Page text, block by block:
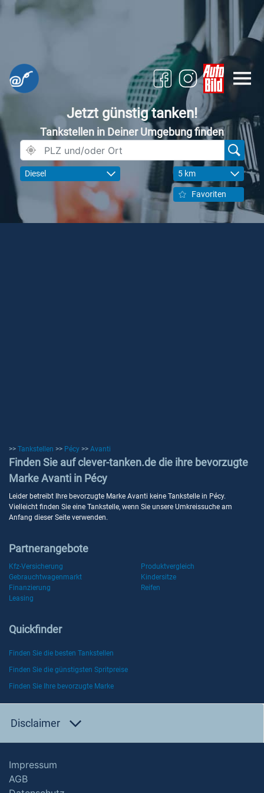
Jetzt günstig tanken!
Tankstellen in Deiner Umgebung finden
Diesel 5 km
Favoriten
>> Tankstellen >> Pécy >> Avanti
Finden Sie auf clever-tanken.de die ihre bevorzugte
Marke Avanti in Pécy
Leider betreibt Ihre bevorzugte Marke Avanti keine Tankstelle in Pécy.
Vielleicht finden Sie eine Tankstelle, wenn Sie unsere Umkreissuche am
Anfang dieser Seite verwenden.
Partnerangebote
Kfz-Versicherung
Produktvergleich
Gebrauchtwagenmarkt
Kindersitze
Finanzierung
Reifen
Leasing
Quickfinder
Finden Sie die besten Tankstellen
Finden Sie die günstigsten Spritpreise
Finden Sie Ihre bevorzugte Marke
Disclaimer
Impressum
AGB